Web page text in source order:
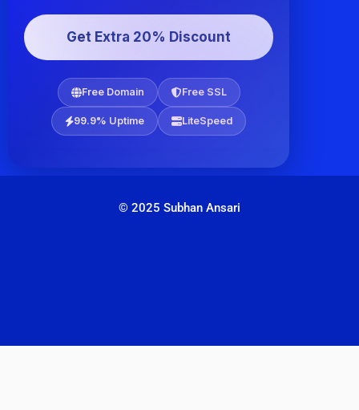
Get Extra 20% Discount
Free Domain Free SSL
99.9% Uptime LiteSpeed
© 2025 Subhan Ansari